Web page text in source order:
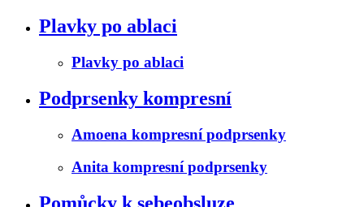
Plavky po ablaci
Plavky po ablaci
Podprsenky kompresní
Amoena kompresní podprsenky
Anita kompresní podprsenky